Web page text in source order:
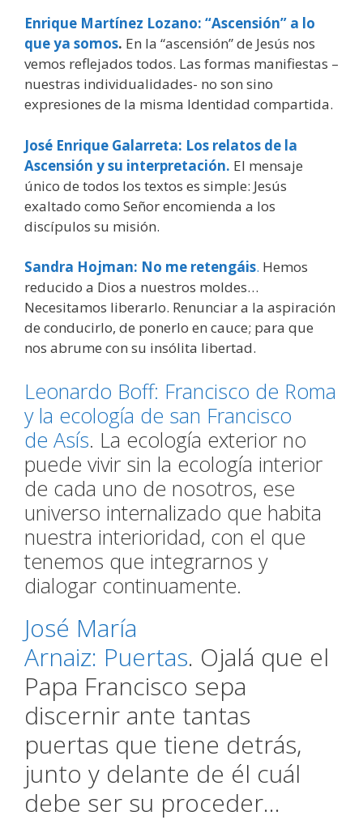
Enrique Martínez Lozano: “Ascensión” a lo
que ya somos. En la “ascensión” de Jesús nos
vemos reflejados todos. Las formas manifiestas –
nuestras individualidades- no son sino
expresiones de la misma Identidad compartida.
José Enrique Galarreta: Los relatos de la
Ascensión y su interpretación. El mensaje
único de todos los textos es simple: Jesús
exaltado como Señor encomienda a los
discípulos su misión.
Sandra Hojman: No me retengáis. Hemos
reducido a Dios a nuestros moldes…
Necesitamos liberarlo. Renunciar a la aspiración
de conducirlo, de ponerlo en cauce; para que
nos abrume con su insólita libertad.
Leonardo Boff: Francisco de Roma
y la ecología de san Francisco
de Asís. La ecología exterior no
puede vivir sin la ecología interior
de cada uno de nosotros, ese
universo internalizado que habita
nuestra interioridad, con el que
tenemos que integrarnos y
dialogar continuamente.
José María
Arnaiz: Puertas. Ojalá que el
Papa Francisco sepa
discernir ante tantas
puertas que tiene detrás,
junto y delante de él cuál
debe ser su proceder…